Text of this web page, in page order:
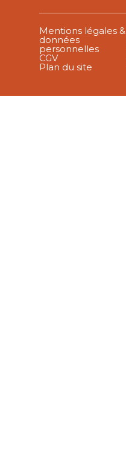
Mentions légales &
données
personnelles
CGV
Plan du site